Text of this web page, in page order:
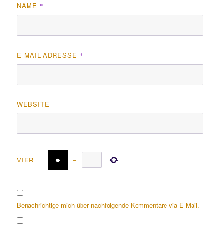
NAME *
E-MAIL-ADRESSE *
WEBSITE
VIER − =
Benachrichtige mich über nachfolgende Kommentare via E-Mail.